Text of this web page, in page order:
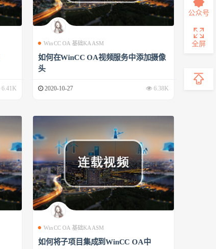
6.41K
WinCC OA 基础KAASM
如何在WinCC OA视频服务中添加摄像
头
2020-10-27 6.38K
WinCC OA 基础KAASM
如何将子项目集成到WinCC OA中
公众号
全屏